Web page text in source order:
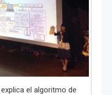
el algoritmo de